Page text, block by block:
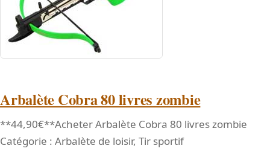
Arbalète Cobra 80 livres zombie
**44,90€**Acheter Arbalète Cobra 80 livres zombie
Catégorie : Arbalète de loisir, Tir sportif